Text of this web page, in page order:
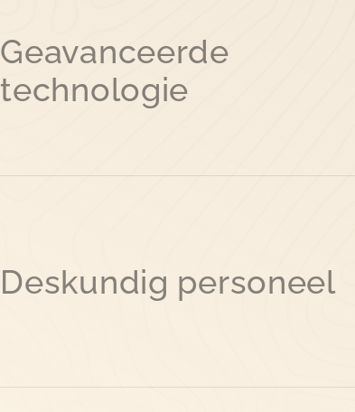
Geavanceerde
technologie
Deskundig personeel